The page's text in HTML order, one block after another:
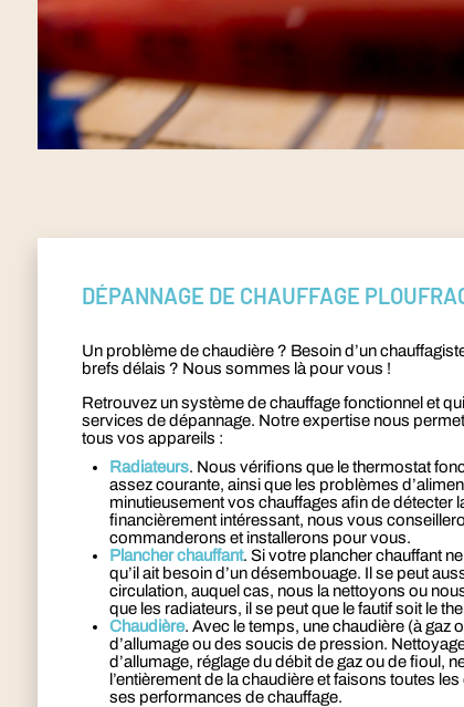
DÉPANNAGE DE CHAUFFAGE
Un problème de chaudière ? Besoin d’un
brefs délais ? Nous sommes là pour vous !
Retrouvez un système de chauffage fonctionnel et
services de dépannage. Notre expertise nous
tous vos appareils :
Radiateurs. Nous vérifions que le thermostat
assez courante, ainsi que les problèmes
minutieusement vos chauffages afin de détecter
financièrement intéressant, nous vous
commanderons et installerons pour vous.
Plancher chauffant. Si votre plancher chauffant
qu’il ait besoin d’un désembouage. Il se peut
circulation, auquel cas, nous la nettoyons ou
que les radiateurs, il se peut que le fautif soit le
Chaudière. Avec le temps, une chaudière (à gaz
d’allumage ou des soucis de pression.
d’allumage, réglage du débit de gaz ou de
l’entièrement de la chaudière et faisons toutes
ses performances de chauffage.